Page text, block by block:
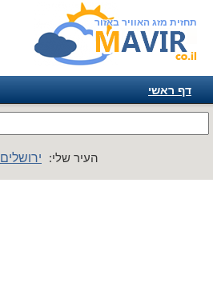
תחזית מזג האוויר באזור
דף ראשי
אמריקה
העיר שלי: ירושלים